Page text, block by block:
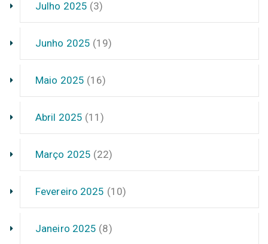
Julho 2025 (3)
Junho 2025 (19)
Maio 2025 (16)
Abril 2025 (11)
Março 2025 (22)
Fevereiro 2025 (10)
Janeiro 2025 (8)